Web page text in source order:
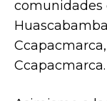
comunidades
Ccapacmarca.